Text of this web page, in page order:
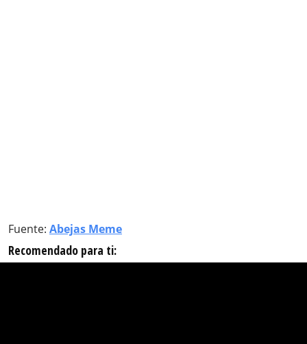
Fuente: Abejas Meme
Recomendado para ti: